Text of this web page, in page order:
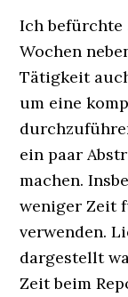
Ich befürchte
Wochen
Tätigkeit
um eine
ein paar
machen.
weniger Zeit
verwenden.
dargestellt
Zeit beim